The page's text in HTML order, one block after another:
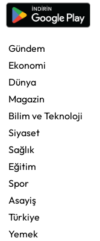
Gündem
Ekonomi
Dünya
Magazin
Bilim ve Teknoloji
Siyaset
Sağlık
Eğitim
Spor
Asayiş
Türkiye
Yemek